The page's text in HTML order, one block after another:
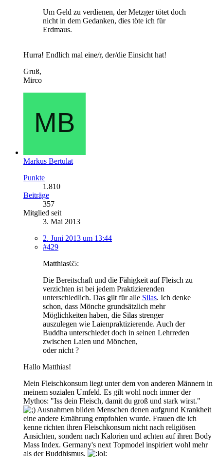
Um Geld zu verdienen, der Metzger tötet doch
nicht in dem Gedanken, dies töte ich für
Erdmaus.
Hurra! Endlich mal eine/r, der/die Einsicht hat!
Gruß,
Mirco
Markus Bertulat
Punkte
1.810
Beiträge
357
Mitglied seit
3. Mai 2013
2. Juni 2013 um 13:44
#429
Matthias65:
Die Bereitschaft und die Fähigkeit auf Fleisch zu
verzichten ist bei jedem Praktizierenden
unterschiedlich. Das gilt für alle Silas. Ich denke
schon, dass Mönche grundsätzlich mehr
Möglichkeiten haben, die Silas strenger
auszulegen wie Laienpraktizierende. Auch der
Buddha unterschiedet doch in seinen Lehrreden
zwischen Laien und Mönchen,
oder nicht ?
Hallo Matthias!
Mein Fleischkonsum liegt unter dem von anderen Männern in
meinem sozialen Umfeld. Es gilt wohl noch immer der
Mythos: "Iss dein Fleisch, damit du groß und stark wirst."
Ausnahmen bilden Menschen denen aufgrund Krankheit
eine andere Ernährung empfohlen wurde. Frauen die ich
kenne richten ihren Fleischkonsum nicht nach religiösen
Ansichten, sondern nach Kalorien und achten auf ihren Body
Mass Index. Germany's next Topmodel inspiriert wohl mehr
als der Buddhismus.